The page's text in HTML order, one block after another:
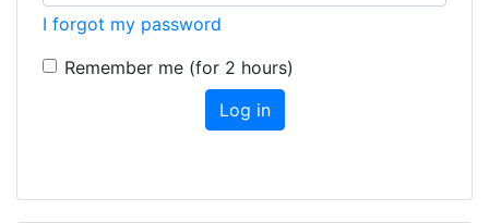
I forgot my password
Remember me (for 2 hours)
Log in